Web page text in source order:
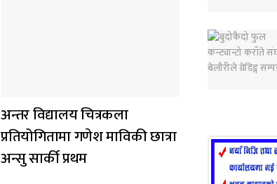
अन्तर विद्यालय चित्रकला
प्रतियोगितामा गणेश माविकी छात्रा
अन्सु सार्की प्रथम